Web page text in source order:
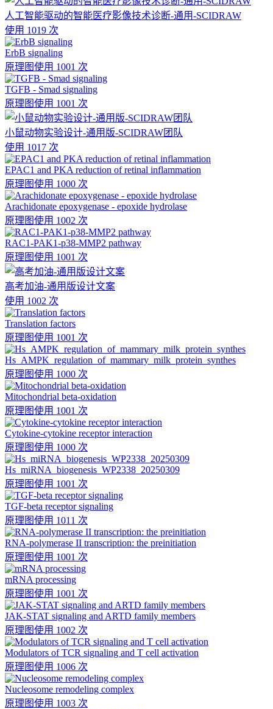
人工智能驱动的智能医疗影像技术诊断-通用-SCIDRAW
使用 1019 次
ErbB signaling
原理图使用 1001 次
TGFB - Smad signaling
原理图使用 1001 次
小鼠动物实验设计-通用版-SCIDRAW团队
使用 1017 次
EPAC1 and PKA reduction of retinal inflammation
原理图使用 1000 次
Arachidonate epoxygenase - epoxide hydrolase
原理图使用 1002 次
RAC1-PAK1-p38-MMP2 pathway
原理图使用 1001 次
高考加油-通用版设计文案
使用 1002 次
Translation factors
原理图使用 1001 次
Hs_AMPK_regulation_of_mammary_milk_protein_synthes
原理图使用 1000 次
Mitochondrial beta-oxidation
原理图使用 1001 次
Cytokine-cytokine receptor interaction
原理图使用 1000 次
Hs_miRNA_biogenesis_WP2338_20250309
原理图使用 1001 次
TGF-beta receptor signaling
原理图使用 1011 次
RNA-polymerase II transcription: the preinitiation
原理图使用 1001 次
mRNA processing
原理图使用 1001 次
JAK-STAT signaling and ARTD family members
原理图使用 1002 次
Modulators of TCR signaling and T cell activation
原理图使用 1006 次
Nucleosome remodeling complex
原理图使用 1003 次